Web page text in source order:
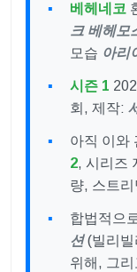
베헤네코
크 베헤모
모습 아리
시즌 1
회, 제작:
아직 이와
2, 시리즈
량, 스트
합법적으
션(빌리빌
위해, 그